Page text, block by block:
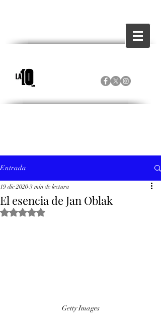
Entrada
El esencia de Jan Oblak
19 dic 2020 3 min de lectura
Obtuvo NaN de 5 estrellas.
Getty Images